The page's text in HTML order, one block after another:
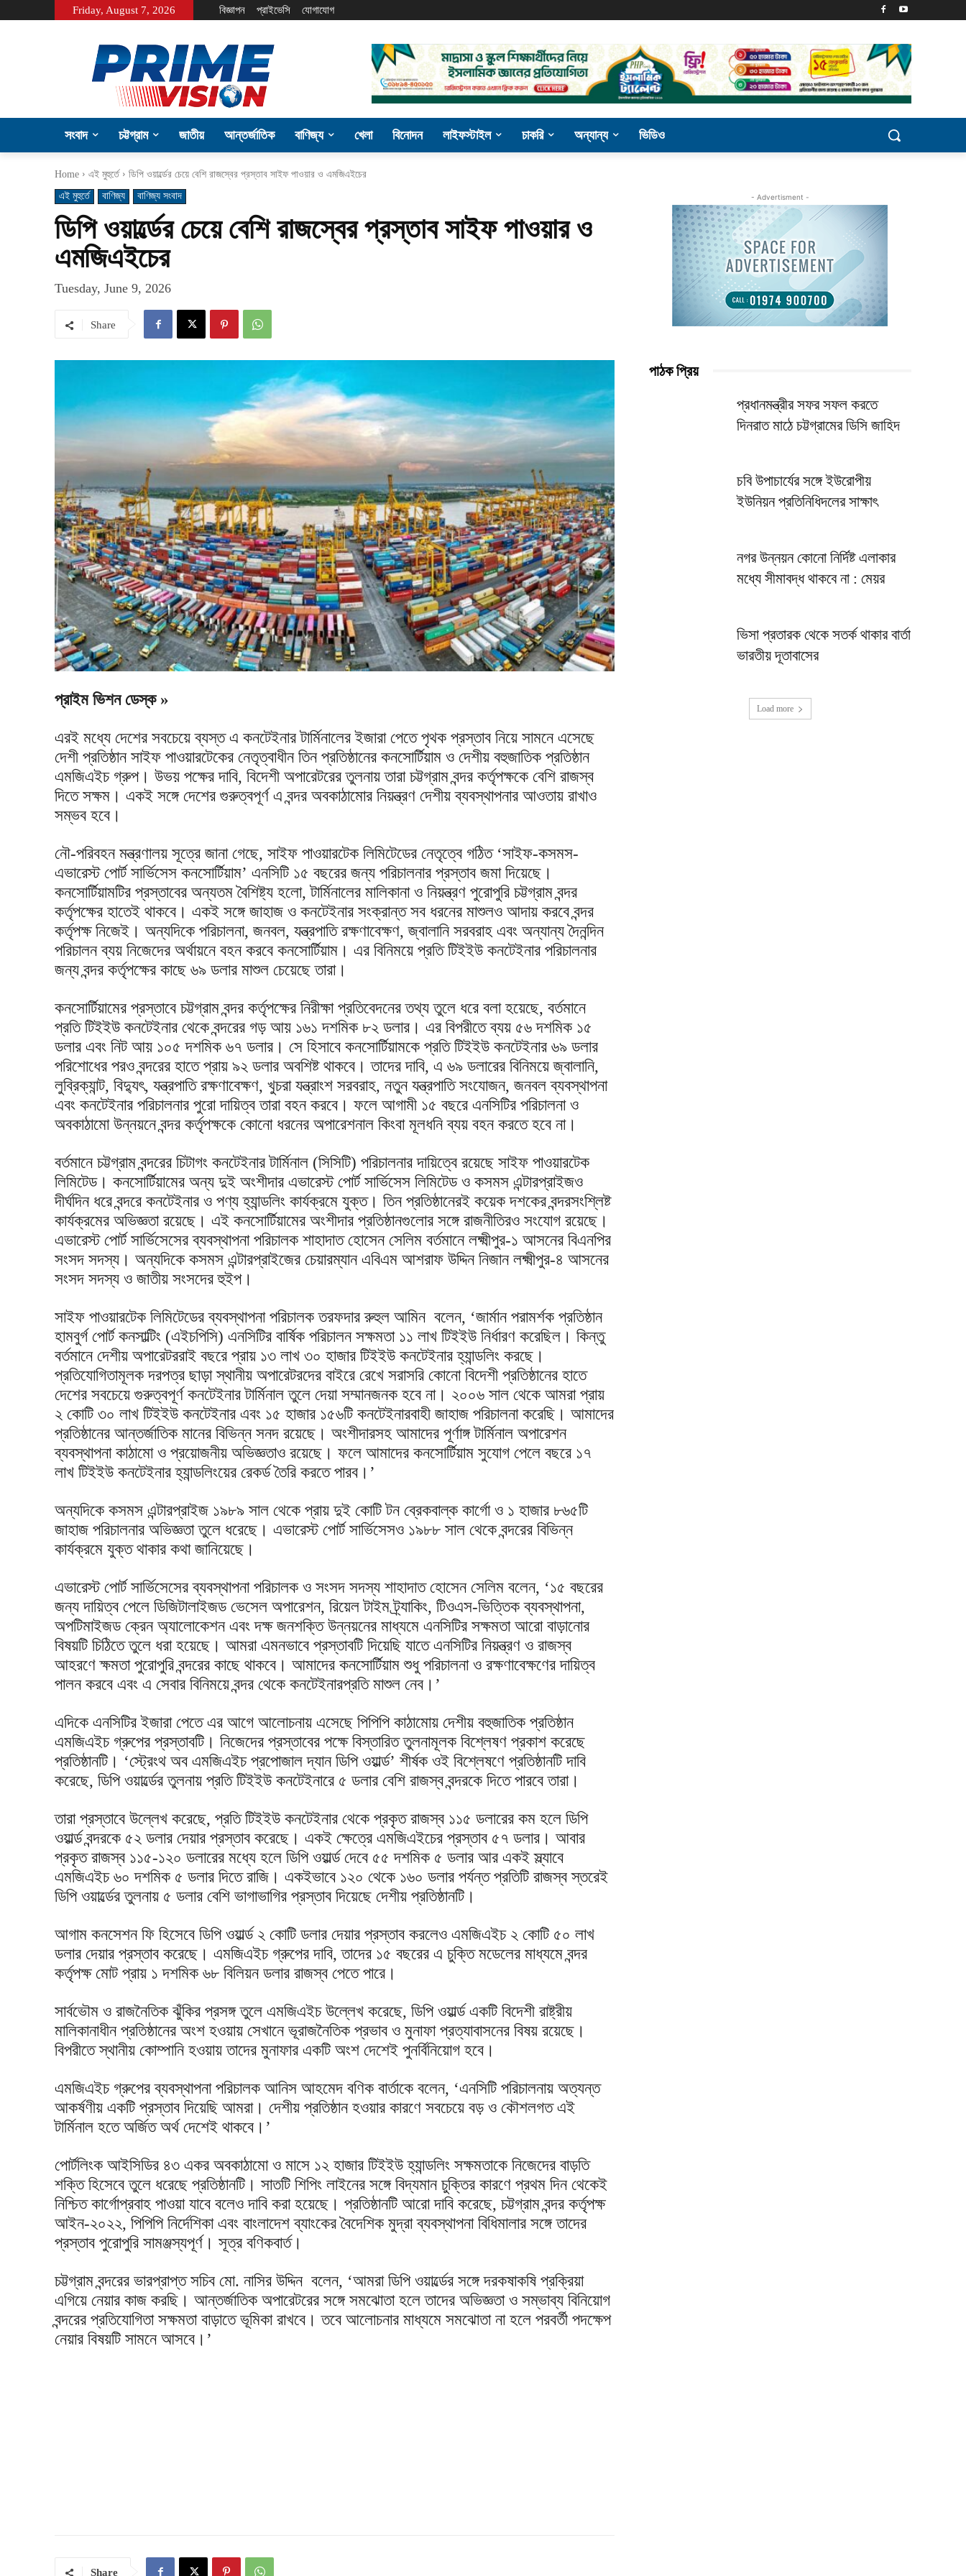
Friday, August 7, 2026 বিজ্ঞাপন প্রাইভেসি যোগাযোগ
সংবাদ চট্টগ্রাম জাতীয় আন্তর্জাতিক বাণিজ্য খেলা বিনোদন লাইফস্টাইল চাকরি অন্যান্য ভিডিও
Home এই মুহুর্তে
ডিপি ওয়ার্ল্ডের চেয়ে বেশি রাজস্বের প্রস্তাব সাইফ পাওয়ার ও এমজিএইচের
এই মুহুর্তে
বাণিজ্য বাণিজ্য সংবাদ
ডিপি ওয়ার্ল্ডের চেয়ে বেশি রাজস্বের প্রস্তাব সাইফ পাওয়ার ও
এমজিএইচের
Tuesday, June 9, 2026
Share
প্রাইম ভিশন ডেস্ক »
এরই মধ্যে দেশের সবচেয়ে ব্যস্ত এ কনটেইনার টার্মিনালের ইজারা পেতে পৃথক প্রস্তাব নিয়ে সামনে এসেছে
দেশী প্রতিষ্ঠান সাইফ পাওয়ারটেকের নেতৃত্বাধীন তিন প্রতিষ্ঠানের কনসোর্টিয়াম ও দেশীয় বহুজাতিক প্রতিষ্ঠান
এমজিএইচ গ্রুপ। উভয় পক্ষের দাবি, বিদেশী অপারেটরের তুলনায় তারা চট্টগ্রাম বন্দর কর্তৃপক্ষকে বেশি রাজস্ব
দিতে সক্ষম। একই সঙ্গে দেশের গুরুত্বপূর্ণ এ বন্দর অবকাঠামোর নিয়ন্ত্রণ দেশীয় ব্যবস্থাপনার আওতায় রাখাও
সম্ভব হবে।
নৌ-পরিবহন মন্ত্রণালয় সূত্রে জানা গেছে, সাইফ পাওয়ারটেক লিমিটেডের নেতৃত্বে গঠিত ‘সাইফ-কসমস-
এভারেস্ট পোর্ট সার্ভিসেস কনসোর্টিয়াম’ এনসিটি ১৫ বছরের জন্য পরিচালনার প্রস্তাব জমা দিয়েছে।
কনসোর্টিয়ামটির প্রস্তাবের অন্যতম বৈশিষ্ট্য হলো, টার্মিনালের মালিকানা ও নিয়ন্ত্রণ পুরোপুরি চট্টগ্রাম বন্দর
কর্তৃপক্ষের হাতেই থাকবে। একই সঙ্গে জাহাজ ও কনটেইনার সংক্রান্ত সব ধরনের মাশুলও আদায় করবে বন্দর
কর্তৃপক্ষ নিজেই। অন্যদিকে পরিচালনা, জনবল, যন্ত্রপাতি রক্ষণাবেক্ষণ, জ্বালানি সরবরাহ এবং অন্যান্য দৈনন্দিন
পরিচালন ব্যয় নিজেদের অর্থায়নে বহন করবে কনসোর্টিয়াম। এর বিনিময়ে প্রতি টিইইউ কনটেইনার পরিচালনার
জন্য বন্দর কর্তৃপক্ষের কাছে ৬৯ ডলার মাশুল চেয়েছে তারা।
কনসোর্টিয়ামের প্রস্তাবে চট্টগ্রাম বন্দর কর্তৃপক্ষের নিরীক্ষা প্রতিবেদনের তথ্য তুলে ধরে বলা হয়েছে, বর্তমানে
প্রতি টিইইউ কনটেইনার থেকে বন্দরের গড় আয় ১৬১ দশমিক ৮২ ডলার। এর বিপরীতে ব্যয় ৫৬ দশমিক ১৫
ডলার এবং নিট আয় ১০৫ দশমিক ৬৭ ডলার। সে হিসাবে কনসোর্টিয়ামকে প্রতি টিইইউ কনটেইনার ৬৯ ডলার
পরিশোধের পরও বন্দরের হাতে প্রায় ৯২ ডলার অবশিষ্ট থাকবে। তাদের দাবি, এ ৬৯ ডলারের বিনিময়ে জ্বালানি,
লুব্রিক্যান্ট, বিদ্যুৎ, যন্ত্রপাতি রক্ষণাবেক্ষণ, খুচরা যন্ত্রাংশ সরবরাহ, নতুন যন্ত্রপাতি সংযোজন, জনবল ব্যবস্থাপনা
এবং কনটেইনার পরিচালনার পুরো দায়িত্ব তারা বহন করবে। ফলে আগামী ১৫ বছরে এনসিটির পরিচালনা ও
অবকাঠামো উন্নয়নে বন্দর কর্তৃপক্ষকে কোনো ধরনের অপারেশনাল কিংবা মূলধনি ব্যয় বহন করতে হবে না।
বর্তমানে চট্টগ্রাম বন্দরের চিটাগং কনটেইনার টার্মিনাল (সিসিটি) পরিচালনার দায়িত্বে রয়েছে সাইফ পাওয়ারটেক
লিমিটেড। কনসোর্টিয়ামের অন্য দুই অংশীদার এভারেস্ট পোর্ট সার্ভিসেস লিমিটেড ও কসমস এন্টারপ্রাইজও
দীর্ঘদিন ধরে বন্দরে কনটেইনার ও পণ্য হ্যান্ডলিং কার্যক্রমে যুক্ত। তিন প্রতিষ্ঠানেরই কয়েক দশকের বন্দরসংশ্লিষ্ট
কার্যক্রমের অভিজ্ঞতা রয়েছে। এই কনসোর্টিয়ামের অংশীদার প্রতিষ্ঠানগুলোর সঙ্গে রাজনীতিরও সংযোগ রয়েছে।
এভারেস্ট পোর্ট সার্ভিসেসের ব্যবস্থাপনা পরিচালক শাহাদাত হোসেন সেলিম বর্তমানে লক্ষ্মীপুর-১ আসনের বিএনপির
সংসদ সদস্য। অন্যদিকে কসমস এন্টারপ্রাইজের চেয়ারম্যান এবিএম আশরাফ উদ্দিন নিজান লক্ষ্মীপুর-৪ আসনের
সংসদ সদস্য ও জাতীয় সংসদের হুইপ।
সাইফ পাওয়ারটেক লিমিটেডের ব্যবস্থাপনা পরিচালক তরফদার রুহুল আমিন বলেন, ‘জার্মান পরামর্শক প্রতিষ্ঠান
হামবুর্গ পোর্ট কনসাল্টিং (এইচপিসি) এনসিটির বার্ষিক পরিচালন সক্ষমতা ১১ লাখ টিইইউ নির্ধারণ করেছিল। কিন্তু
বর্তমানে দেশীয় অপারেটররাই বছরে প্রায় ১৩ লাখ ৩০ হাজার টিইইউ কনটেইনার হ্যান্ডলিং করছে।
প্রতিযোগিতামূলক দরপত্র ছাড়া স্থানীয় অপারেটরদের বাইরে রেখে সরাসরি কোনো বিদেশী প্রতিষ্ঠানের হাতে
দেশের সবচেয়ে গুরুত্বপূর্ণ কনটেইনার টার্মিনাল তুলে দেয়া সম্মানজনক হবে না। ২০০৬ সাল থেকে আমরা প্রায়
২ কোটি ৩০ লাখ টিইইউ কনটেইনার এবং ১৫ হাজার ১৫৬টি কনটেইনারবাহী জাহাজ পরিচালনা করেছি। আমাদের
প্রতিষ্ঠানের আন্তর্জাতিক মানের বিভিন্ন সনদ রয়েছে। অংশীদারসহ আমাদের পূর্ণাঙ্গ টার্মিনাল অপারেশন
ব্যবস্থাপনা কাঠামো ও প্রয়োজনীয় অভিজ্ঞতাও রয়েছে। ফলে আমাদের কনসোর্টিয়াম সুযোগ পেলে বছরে ১৭
লাখ টিইইউ কনটেইনার হ্যান্ডলিংয়ের রেকর্ড তৈরি করতে পারব।’
অন্যদিকে কসমস এন্টারপ্রাইজ ১৯৮৯ সাল থেকে প্রায় দুই কোটি টন ব্রেকবাল্ক কার্গো ও ১ হাজার ৮৬৫টি
জাহাজ পরিচালনার অভিজ্ঞতা তুলে ধরেছে। এভারেস্ট পোর্ট সার্ভিসেসও ১৯৮৮ সাল থেকে বন্দরের বিভিন্ন
কার্যক্রমে যুক্ত থাকার কথা জানিয়েছে।
এভারেস্ট পোর্ট সার্ভিসেসের ব্যবস্থাপনা পরিচালক ও সংসদ সদস্য শাহাদাত হোসেন সেলিম বলেন, ‘১৫ বছরের
জন্য দায়িত্ব পেলে ডিজিটালাইজড ভেসেল অপারেশন, রিয়েল টাইম ট্র্যাকিং, টিওএস-ভিত্তিক ব্যবস্থাপনা,
অপটিমাইজড ক্রেন অ্যালোকেশন এবং দক্ষ জনশক্তি উন্নয়নের মাধ্যমে এনসিটির সক্ষমতা আরো বাড়ানোর
বিষয়টি চিঠিতে তুলে ধরা হয়েছে। আমরা এমনভাবে প্রস্তাবটি দিয়েছি যাতে এনসিটির নিয়ন্ত্রণ ও রাজস্ব
আহরণে ক্ষমতা পুরোপুরি বন্দরের কাছে থাকবে। আমাদের কনসোর্টিয়াম শুধু পরিচালনা ও রক্ষণাবেক্ষণের দায়িত্ব
পালন করবে এবং এ সেবার বিনিময়ে বন্দর থেকে কনটেইনারপ্রতি মাশুল নেব।’
এদিকে এনসিটির ইজারা পেতে এর আগে আলোচনায় এসেছে পিপিপি কাঠামোয় দেশীয় বহুজাতিক প্রতিষ্ঠান
এমজিএইচ গ্রুপের প্রস্তাবটি। নিজেদের প্রস্তাবের পক্ষে বিস্তারিত তুলনামূলক বিশ্লেষণ প্রকাশ করেছে
প্রতিষ্ঠানটি। ‘স্ট্রেংথ অব এমজিএইচ প্রপোজাল দ্যান ডিপি ওয়ার্ল্ড’ শীর্ষক ওই বিশ্লেষণে প্রতিষ্ঠানটি দাবি
করেছে, ডিপি ওয়ার্ল্ডের তুলনায় প্রতি টিইইউ কনটেইনারে ৫ ডলার বেশি রাজস্ব বন্দরকে দিতে পারবে তারা।
তারা প্রস্তাবে উল্লেখ করেছে, প্রতি টিইইউ কনটেইনার থেকে প্রকৃত রাজস্ব ১১৫ ডলারের কম হলে ডিপি
ওয়ার্ল্ড বন্দরকে ৫২ ডলার দেয়ার প্রস্তাব করেছে। একই ক্ষেত্রে এমজিএইচের প্রস্তাব ৫৭ ডলার। আবার
প্রকৃত রাজস্ব ১১৫-১২০ ডলারের মধ্যে হলে ডিপি ওয়ার্ল্ড দেবে ৫৫ দশমিক ৫ ডলার আর একই স্ল্যাবে
এমজিএইচ ৬০ দশমিক ৫ ডলার দিতে রাজি। একইভাবে ১২০ থেকে ১৬০ ডলার পর্যন্ত প্রতিটি রাজস্ব স্তরেই
ডিপি ওয়ার্ল্ডের তুলনায় ৫ ডলার বেশি ভাগাভাগির প্রস্তাব দিয়েছে দেশীয় প্রতিষ্ঠানটি।
আগাম কনসেশন ফি হিসেবে ডিপি ওয়ার্ল্ড ২ কোটি ডলার দেয়ার প্রস্তাব করলেও এমজিএইচ ২ কোটি ৫০ লাখ
ডলার দেয়ার প্রস্তাব করেছে। এমজিএইচ গ্রুপের দাবি, তাদের ১৫ বছরের এ চুক্তি মডেলের মাধ্যমে বন্দর
কর্তৃপক্ষ মোট প্রায় ১ দশমিক ৬৮ বিলিয়ন ডলার রাজস্ব পেতে পারে।
সার্বভৌম ও রাজনৈতিক ঝুঁকির প্রসঙ্গ তুলে এমজিএইচ উল্লেখ করেছে, ডিপি ওয়ার্ল্ড একটি বিদেশী রাষ্ট্রীয়
মালিকানাধীন প্রতিষ্ঠানের অংশ হওয়ায় সেখানে ভূরাজনৈতিক প্রভাব ও মুনাফা প্রত্যাবাসনের বিষয় রয়েছে।
বিপরীতে স্থানীয় কোম্পানি হওয়ায় তাদের মুনাফার একটি অংশ দেশেই পুনর্বিনিয়োগ হবে।
এমজিএইচ গ্রুপের ব্যবস্থাপনা পরিচালক আনিস আহমেদ বণিক বার্তাকে বলেন, ‘এনসিটি পরিচালনায় অত্যন্ত
আকর্ষণীয় একটি প্রস্তাব দিয়েছি আমরা। দেশীয় প্রতিষ্ঠান হওয়ার কারণে সবচেয়ে বড় ও কৌশলগত এই
টার্মিনাল হতে অর্জিত অর্থ দেশেই থাকবে।’
পোর্টলিংক আইসিডির ৪৩ একর অবকাঠামো ও মাসে ১২ হাজার টিইইউ হ্যান্ডলিং সক্ষমতাকে নিজেদের বাড়তি
শক্তি হিসেবে তুলে ধরেছে প্রতিষ্ঠানটি। সাতটি শিপিং লাইনের সঙ্গে বিদ্যমান চুক্তির কারণে প্রথম দিন থেকেই
নিশ্চিত কার্গোপ্রবাহ পাওয়া যাবে বলেও দাবি করা হয়েছে। প্রতিষ্ঠানটি আরো দাবি করেছে, চট্টগ্রাম বন্দর কর্তৃপক্ষ
আইন-২০২২, পিপিপি নির্দেশিকা এবং বাংলাদেশ ব্যাংকের বৈদেশিক মুদ্রা ব্যবস্থাপনা বিধিমালার সঙ্গে তাদের
প্রস্তাব পুরোপুরি সামঞ্জস্যপূর্ণ। সূত্র বণিকবার্ত।
চট্টগ্রাম বন্দরের ভারপ্রাপ্ত সচিব মো. নাসির উদ্দিন বলেন, ‘আমরা ডিপি ওয়ার্ল্ডের সঙ্গে দরকষাকষি প্রক্রিয়া
এগিয়ে নেয়ার কাজ করছি। আন্তর্জাতিক অপারেটরের সঙ্গে সমঝোতা হলে তাদের অভিজ্ঞতা ও সম্ভাব্য বিনিয়োগ
বন্দরের প্রতিযোগিতা সক্ষমতা বাড়াতে ভূমিকা রাখবে। তবে আলোচনার মাধ্যমে সমঝোতা না হলে পরবর্তী পদক্ষেপ
নেয়ার বিষয়টি সামনে আসবে।’
Share
- Advertisment -
পাঠক প্রিয়
প্রধানমন্ত্রীর সফর সফল করতে
দিনরাত মাঠে চট্টগ্রামের ডিসি জাহিদ
চবি উপাচার্যের সঙ্গে ইউরোপীয়
ইউনিয়ন প্রতিনিধিদলের সাক্ষাৎ
নগর উন্নয়ন কোনো নির্দিষ্ট এলাকার
মধ্যে সীমাবদ্ধ থাকবে না : মেয়র
ভিসা প্রতারক থেকে সতর্ক থাকার বার্তা
ভারতীয় দূতাবাসের
Load more